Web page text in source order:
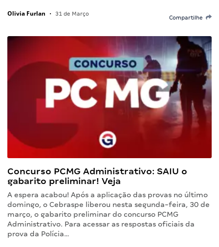
Olivia Furlan • 31 de Março
Compartilhe
Concurso PCMG Administrativo: SAIU o
gabarito preliminar! Veja
A espera acabou! Após a aplicação das provas no último
domingo, o Cebraspe liberou nesta segunda-feira, 30 de
março, o gabarito preliminar do concurso PCMG
Administrativo. Para acessar as respostas oficiais da
prova da Polícia…